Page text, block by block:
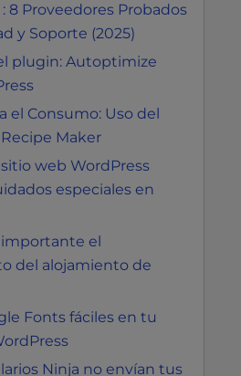
8 Proveedores Probados
y Soporte (2025)
plugin: Autoptimize
el Consumo: Uso del
Maker
web WordPress
especiales en
el
del alojamiento de
Fonts fáciles en tu
Ninja no envían tus